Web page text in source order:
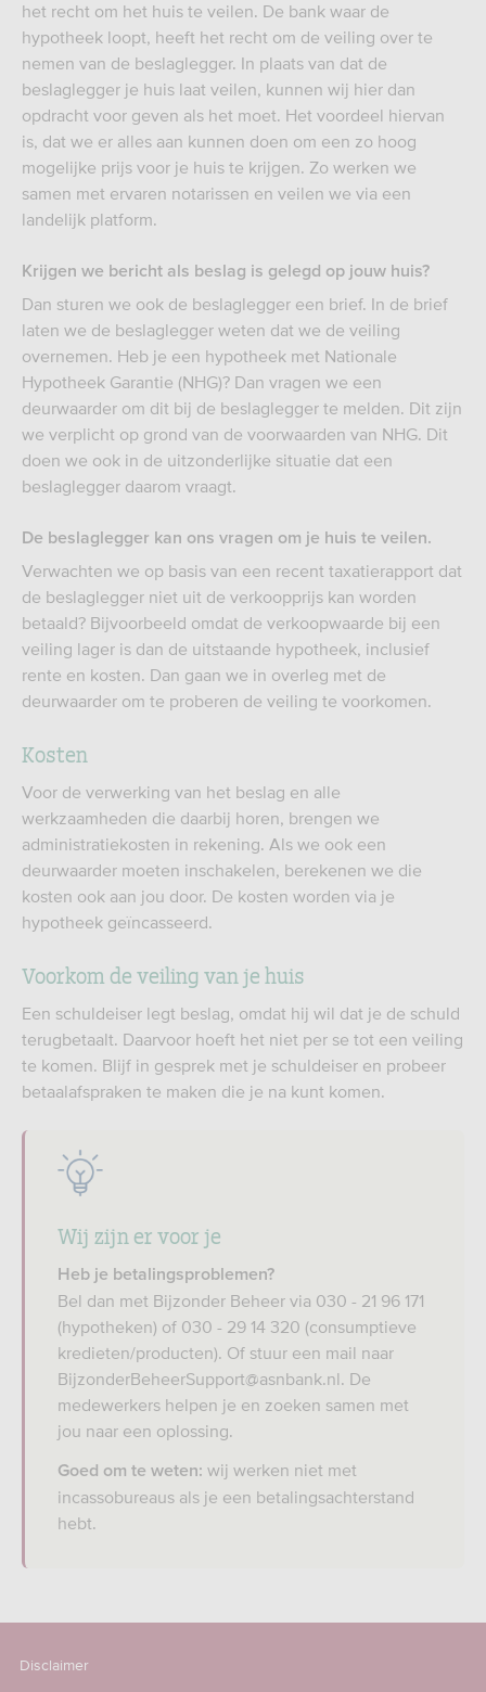
het recht om het huis te veilen. De bank waar de
hypotheek loopt, heeft het recht om de veiling over te
nemen van de beslaglegger. In plaats van dat de
beslaglegger je huis laat veilen, kunnen wij hier dan
opdracht voor geven als het moet. Het voordeel hiervan
is, dat we er alles aan kunnen doen om een zo hoog
mogelijke prijs voor je huis te krijgen. Zo werken we
samen met ervaren notarissen en veilen we via een
landelijk platform.
Krijgen we bericht als beslag is gelegd op jouw huis?
Dan sturen we ook de beslaglegger een brief. In de brief
laten we de beslaglegger weten dat we de veiling
overnemen. Heb je een hypotheek met Nationale
Hypotheek Garantie (NHG)? Dan vragen we een
deurwaarder om dit bij de beslaglegger te melden. Dit zijn
we verplicht op grond van de voorwaarden van NHG. Dit
doen we ook in de uitzonderlijke situatie dat een
beslaglegger daarom vraagt.
De beslaglegger kan ons vragen om je huis te veilen.
Verwachten we op basis van een recent taxatierapport dat
de beslaglegger niet uit de verkoopprijs kan worden
betaald? Bijvoorbeeld omdat de verkoopwaarde bij een
veiling lager is dan de uitstaande hypotheek, inclusief
rente en kosten. Dan gaan we in overleg met de
deurwaarder om te proberen de veiling te voorkomen.
Kosten
Voor de verwerking van het beslag en alle
werkzaamheden die daarbij horen, brengen we
administratiekosten in rekening. Als we ook een
deurwaarder moeten inschakelen, berekenen we die
kosten ook aan jou door. De kosten worden via je
hypotheek geïncasseerd.
Voorkom de veiling van je huis
Een schuldeiser legt beslag, omdat hij wil dat je de schuld
terugbetaalt. Daarvoor hoeft het niet per se tot een veiling
te komen. Blijf in gesprek met je schuldeiser en probeer
betaalafspraken te maken die je na kunt komen.
Wij zijn er voor je
Heb je betalingsproblemen?
Bel dan met Bijzonder Beheer via 030 - 21 96 171
(hypotheken) of 030 - 29 14 320 (consumptieve
kredieten/producten). Of stuur een mail naar
BijzonderBeheerSupport@asnbank.nl. De
medewerkers helpen je en zoeken samen met
jou naar een oplossing.
Goed om te weten: wij werken niet met
incassobureaus als je een betalingsachterstand
hebt.
Disclaimer